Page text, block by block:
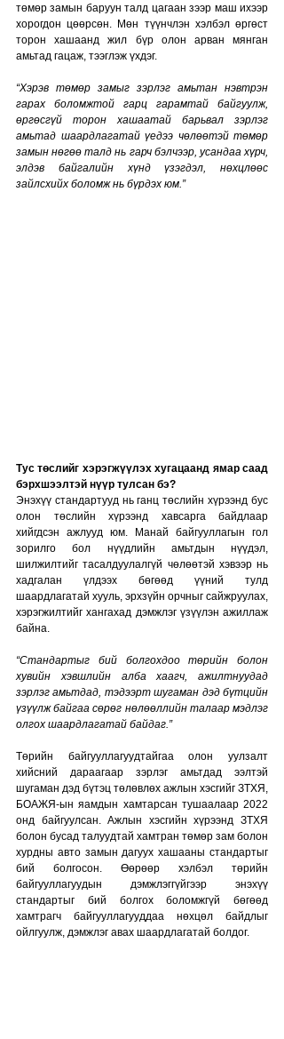
төмөр замын баруун талд цагаан зээр маш ихээр
хорогдон цөөрсөн. Мөн түүнчлэн хэлбэл өргөст
торон хашаанд жил бүр олон арван мянган
амьтад гацаж, тээглэж үхдэг.
“Хэрэв төмөр замыг зэрлэг амьтан нэвтрэн
гарах боломжтой гарц гарамтай байгуулж,
өргөсгүй торон хашаатай барьвал зэрлэг
амьтад шаардлагатай үедээ чөлөөтэй төмөр
замын нөгөө талд нь гарч бэлчээр, усандаа хүрч,
элдэв байгалийн хүнд үзэгдэл, нөхцлөөс
зайлсхийх боломж нь бүрдэх юм.”
Тус төслийг хэрэгжүүлэх хугацаанд ямар саад
бэрхшээлтэй нүүр тулсан бэ?
Энэхүү стандартууд нь ганц төслийн хүрээнд бус
олон төслийн хүрээнд хавсарга байдлаар
хийгдсэн ажлууд юм. Манай байгууллагын гол
зорилго бол нүүдлийн амьтдын нүүдэл,
шилжилтийг тасалдуулалгүй чөлөөтэй хэвээр нь
хадгалан үлдээх бөгөөд үүний тулд
шаардлагатай хууль, эрхзүйн орчныг сайжруулах,
хэрэгжилтийг хангахад дэмжлэг үзүүлэн ажиллаж
байна.
“Стандартыг бий болгохдоо төрийн болон
хувийн хэвшлийн алба хаагч, ажилтнуудад
зэрлэг амьтдад, тэдээрт шугаман дэд бүтцийн
үзүүлж байгаа сөрөг нөлөөллийн талаар мэдлэг
олгох шаардлагатай байдаг.”
Төрийн байгууллагуудтайгаа олон уулзалт
хийсний дараагаар зэрлэг амьтдад ээлтэй
шугаман дэд бүтэц төлөвлөх ажлын хэсгийг ЗТХЯ,
БОАЖЯ-ын яамдын хамтарсан тушаалаар 2022
онд байгуулсан. Ажлын хэсгийн хүрээнд ЗТХЯ
болон бусад талуудтай хамтран төмөр зам болон
хурдны авто замын дагуух хашааны стандартыг
бий болгосон. Өөрөөр хэлбэл төрийн
байгууллагуудын дэмжлэггүйгээр энэхүү
стандартыг бий болгох боломжгүй бөгөөд
хамтрагч байгууллагууддаа нөхцөл байдлыг
ойлгуулж, дэмжлэг авах шаардлагатай болдог.